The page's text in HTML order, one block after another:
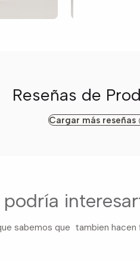
Reseñas de
Cargar más reseñas
podría
sabemos que tambien